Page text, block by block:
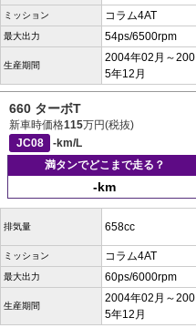
ミッション コラム4AT
最大出力 54ps/6500rpm
生産期間
2004年02月～200
5年12月
660 ターボT
新車時価格115万円(税抜)
JC08
-km/L
満タンでどこまで走る？
-km
排気量 658cc
ミッション コラム4AT
最大出力 60ps/6000rpm
生産期間
2004年02月～200
5年12月